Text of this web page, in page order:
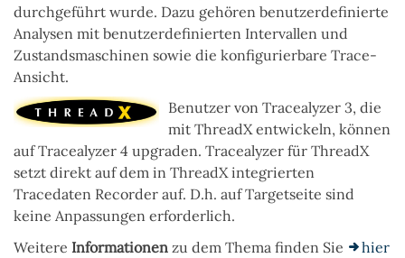
durchgeführt wurde. Dazu gehören benutzerdefinierte
Analysen mit benutzerdefinierten Intervallen und
Zustandsmaschinen sowie die konfigurierbare Trace-
Ansicht.
Benutzer von Tracealyzer 3, die
mit ThreadX entwickeln, können
auf Tracealyzer 4 upgraden. Tracealyzer für ThreadX
setzt direkt auf dem in ThreadX integrierten
Tracedaten Recorder auf. D.h. auf Targetseite sind
keine Anpassungen erforderlich.
Weitere Informationen zu dem Thema finden Sie
hier